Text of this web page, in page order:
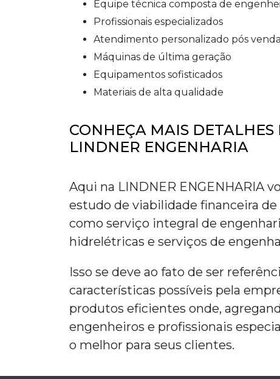
equipe técnica composta de
profissionais especializados
atendimento personalizado pós venda
máquinas de última geração
equipamentos sofisticados
materiais de alta qualidade
CONHEÇA MAIS DETALHES
LINDNER ENGENHARIA
Aqui na LINDNER ENGENHARIA
estudo de viabilidade financeira
como serviço integral de
hidrelétricas e serviços de
Isso se deve ao fato de ser
características possíveis pela
produtos eficientes onde,
engenheiros e profissionais
o melhor para seus clientes.